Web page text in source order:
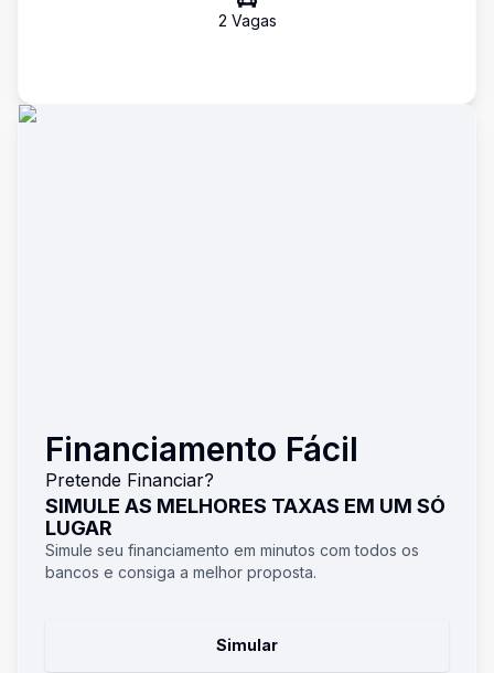
2 Vagas
Financiamento Fácil
Pretende Financiar?
SIMULE AS MELHORES TAXAS EM UM SÓ
LUGAR
Simule seu financiamento em minutos com todos os
bancos e consiga a melhor proposta.
Simular